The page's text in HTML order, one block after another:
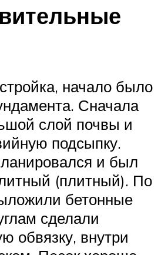
начало было
Сначала
слой почвы и
подсыпку.
и был
(плитный). По
бетонные
сделали
обвязку, внутри